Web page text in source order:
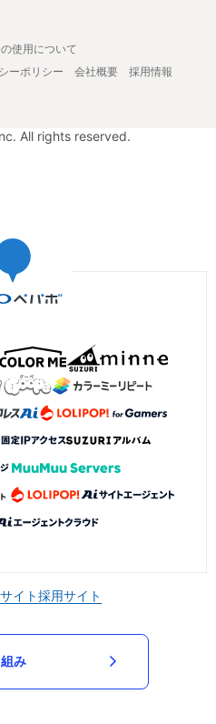
使用について
ーポリシー 会社概要
採用情報
All rights reserved.
イト採用サイト
み